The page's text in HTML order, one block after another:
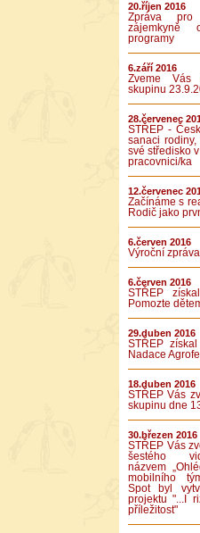
20.říjen 2016
Zpráva
zájemkyně
programy
6.září 2016
Zveme Vás
skupinu
28.červenec
STŘEP -
sanaci
své středisko
pracovnici/ka
12.červenec
Začínáme s
Rodič jako
6.červen 2016
Výroční
6.červen 2016
STŘEP
Pomozte
29.duben 2016
STŘEP
Nadace
18.duben 2016
STŘEP Vás
skupinu dne
30.březen 2016
STŘEP Vás
šestého
názvem
mobilního
Spot byl
projektu "...I
příležitost"